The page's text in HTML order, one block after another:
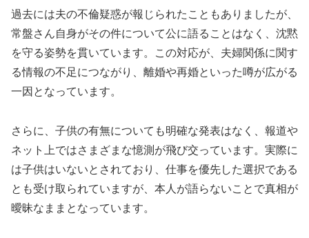
過去には夫の不倫疑惑が報じられたこともありましたが、
常盤さん自身がその件について公に語ることはなく、沈黙
を守る姿勢を貫いています。この対応が、夫婦関係に関す
る情報の不足につながり、離婚や再婚といった噂が広がる
一因となっています。
さらに、子供の有無についても明確な発表はなく、報道や
ネット上ではさまざまな憶測が飛び交っています。実際に
は子供はいないとされており、仕事を優先した選択である
とも受け取られていますが、本人が語らないことで真相が
曖昧なままとなっています。